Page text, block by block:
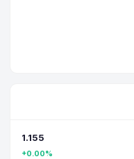
1.155
+0.00%